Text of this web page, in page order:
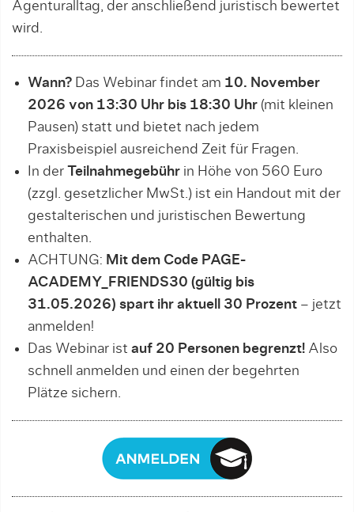
Agenturalltag, der anschließend juristisch bewertet
wird.
Wann? Das Webinar findet am 10. November
2026 von 13:30 Uhr bis 18:30 Uhr (mit kleinen
Pausen) statt und bietet nach jedem
Praxisbeispiel ausreichend Zeit für Fragen.
In der
Teilnahmegebühr in Höhe von 560 Euro
(zzgl. gesetzlicher MwSt.) ist ein Handout mit der
gestalterischen und juristischen Bewertung
enthalten.
ACHTUNG: Mit dem Code PAGE-
ACADEMY_FRIENDS30 (gültig bis
31.05.2026) spart ihr aktuell 30 Prozent – jetzt
anmelden!
Das Webinar ist auf 20 Personen begrenzt! Also
schnell anmelden und einen der begehrten
Plätze sichern.